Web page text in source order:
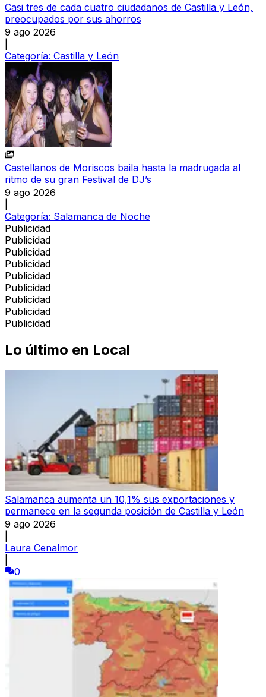
Casi tres de cada cuatro ciudadanos de Castilla y León,
preocupados por sus ahorros
9 ago 2026
Categoría: Castilla y León
Castellanos de Moriscos baila hasta la madrugada al
ritmo de su gran Festival de DJ’s
9 ago 2026
Categoría: Salamanca de Noche
Publicidad
Publicidad
Publicidad
Publicidad
Publicidad
Publicidad
Publicidad
Publicidad
Publicidad
Lo último en Local
Salamanca aumenta un 10,1% sus exportaciones y
permanece en la segunda posición de Castilla y León
9 ago 2026
Laura Cenalmor
0